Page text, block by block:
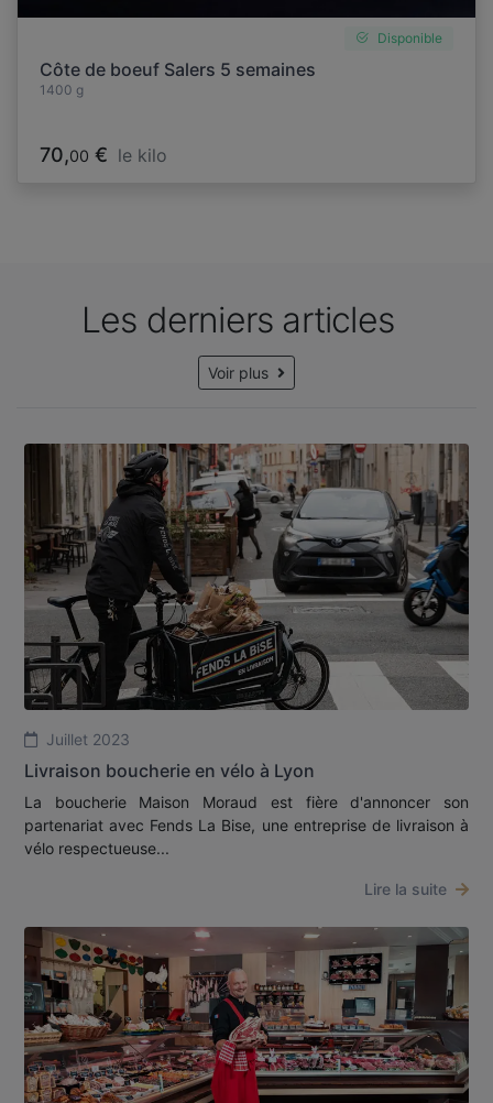
Disponible
Côte de boeuf Salers 5 semaines
1400 g
70,00 € le kilo
Les derniers articles
Voir plus
Juillet 2023
Livraison boucherie en vélo à Lyon
La boucherie Maison Moraud est fière d'annoncer son
partenariat avec Fends La Bise, une entreprise de livraison à
vélo respectueuse...
Lire la suite